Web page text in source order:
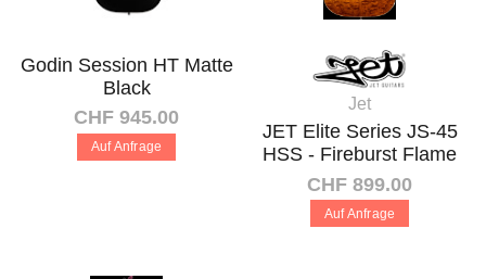
Godin Session HT Matte
Black
CHF 945.00
Auf Anfrage
Jet
JET Elite Series JS-45
HSS - Fireburst Flame
CHF 899.00
Auf Anfrage